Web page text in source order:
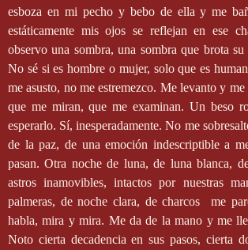
esboza en mi pecho y bebo de ella y me
estáticamente mis ojos se reflejan en ese
observo una sombra, una sombra que brota
No sé si es hombre o mujer, solo que es
me asusto, no me estremezco. Me levanto y
que me miran, que me examinan. Un beso
esperarlo. Sí, inesperadamente. No me
de la paz, de una emoción indescriptible a
pasan. Otra noche de luna, de luna blanca,
astros inamovibles, intactos por nuestras
palmeras, de noche clara, de charcos
me
habla, mira y mira. Me da de la mano y me
Noto cierta decadencia en sus pasos, cierta